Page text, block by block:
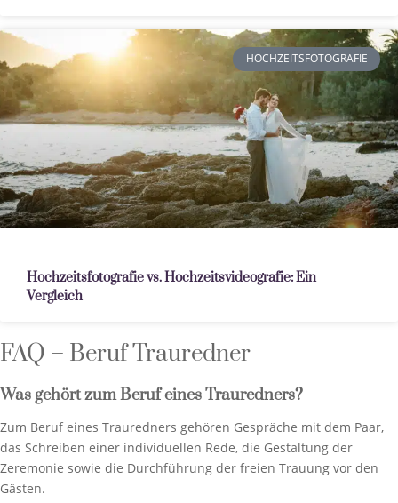
HOCHZEITSFOTOGRAFIE
Hochzeitsfotografie vs. Hochzeitsvideografie: Ein
Vergleich
FAQ – Beruf Trauredner
Was gehört zum Beruf eines Trauredners?
Zum Beruf eines Trauredners gehören Gespräche mit dem Paar,
das Schreiben einer individuellen Rede, die Gestaltung der
Zeremonie sowie die Durchführung der freien Trauung vor den
Gästen.